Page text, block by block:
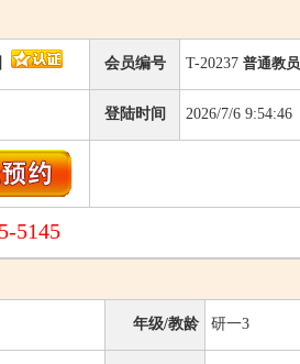
会员编号 T-20237 普通教员
登陆时间 2026/7/6 9:54:46
5145
年级/教龄 研一3